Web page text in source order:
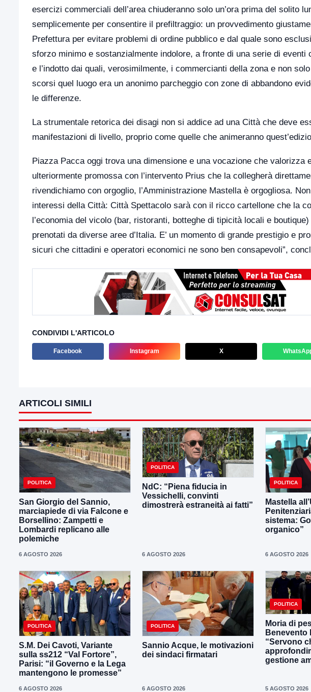
esercizi commerciali dell’area chiuderanno solo un’ora prima del solito
semplicemente per consentire il prefiltraggio: un provvedimento
Prefettura per evitare problemi di ordine pubblico e dal quale sono
sforzo minimo e sostanzialmente indolore, a fronte di una serie di eventi
e l’indotto dai quali, verosimilmente, i commercianti della zona e non
scorsi quel luogo era un anonimo parcheggio con zone di abbandono
le differenze.
La strumentale retorica dei disagi non si addice ad una Città che deve
manifestazioni di livello, proprio come quelle che animeranno
Piazza Pacca oggi trova una dimensione e una vocazione che valorizza
ulteriormente promossa con l’intervento Prius che la collegherà
rivendichiamo con orgoglio, l’Amministrazione Mastella è orgogliosa.
interessi della Città: Città Spettacolo sarà con il ricco cartellone che la
l’economia del vicolo (bar, ristoranti, botteghe di tipicità locali e
prenotati da diverse aree d’Italia. E’ un momento di grande prestigio e
sicuri che cittadini e operatori economici ne sono ben consapevoli”,
CONDIVIDI L'ARTICOLO
Facebook Instagram X
ARTICOLI SIMILI
POLITICA
San Giorgio del Sannio,
marciapiede di via Falcone e
Borsellino: Zampetti e
Lombardi replicano alle
polemiche
6 AGOSTO 2026
POLITICA
NdC: “Piena fiducia in
Vessichelli, convinti
dimostrerà estraneità ai fatti”
6 AGOSTO 2026
POLITICA
Mastella
sistema:
organico”
6 AGOSTO 2026
POLITICA
S.M. Dei Cavoti, Variante
sulla ss212 “Val Fortore”,
Parisi: “il Governo e la Lega
mantengono le promesse”
6 AGOSTO 2026
POLITICA
Sannio Acque, le motivazioni
dei sindaci firmatari
6 AGOSTO 2026
POLITICA
Moria di
Benevento
“Servono
gestione
5 AGOSTO 2026